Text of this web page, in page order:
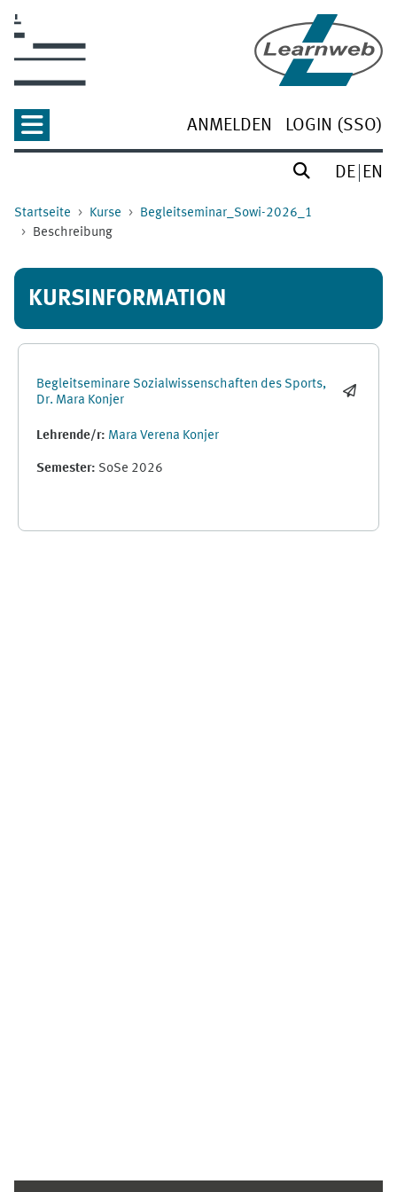
ANMELDEN LOGIN (SSO)
DE EN
Startseite Kurse
Begleitseminar_Sowi-2026_1
Beschreibung
KURSINFORMATION
Begleitseminare Sozialwissenschaften des Sports,
Dr. Mara Konjer
Lehrende/r: Mara Verena Konjer
Semester: SoSe 2026